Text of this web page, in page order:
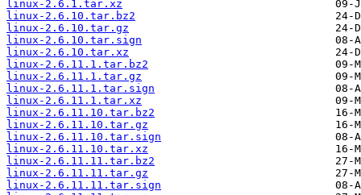
linux-2.6.1.tar.xz
linux-2.6.10.tar.bz2
linux-2.6.10.tar.gz
linux-2.6.10.tar.sign
linux-2.6.10.tar.xz
linux-2.6.11.1.tar.bz2
linux-2.6.11.1.tar.gz
linux-2.6.11.1.tar.sign
linux-2.6.11.1.tar.xz
linux-2.6.11.10.tar.bz2
linux-2.6.11.10.tar.gz
linux-2.6.11.10.tar.sign
linux-2.6.11.10.tar.xz
linux-2.6.11.11.tar.bz2
linux-2.6.11.11.tar.gz
linux-2.6.11.11.tar.sign